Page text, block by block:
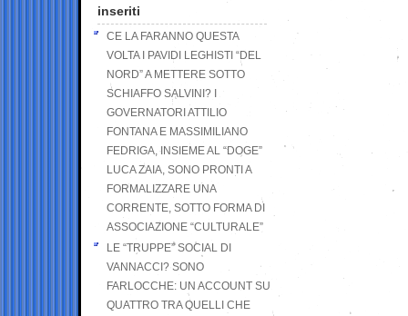
inseriti
CE LA FARANNO QUESTA
VOLTA I PAVIDI LEGHISTI “DEL
NORD” A METTERE SOTTO
SCHIAFFO SALVINI? I
GOVERNATORI ATTILIO
FONTANA E MASSIMILIANO
FEDRIGA, INSIEME AL “DOGE”
LUCA ZAIA, SONO PRONTI A
FORMALIZZARE UNA
CORRENTE, SOTTO FORMA DI
ASSOCIAZIONE “CULTURALE”
LE “TRUPPE” SOCIAL DI
VANNACCI? SONO
FARLOCCHE: UN ACCOUNT SU
QUATTRO TRA QUELLI CHE